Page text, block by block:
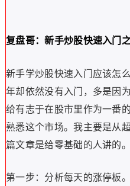
复盘哥：新手炒股快速入门
新手学炒股快速入门应该怎
年却依然没有入门，多是因
给有志于在股市里作为一番
熟悉这个市场。我主要是从
篇文章是给零基础的人讲的。
第一步：分析每天的涨停板